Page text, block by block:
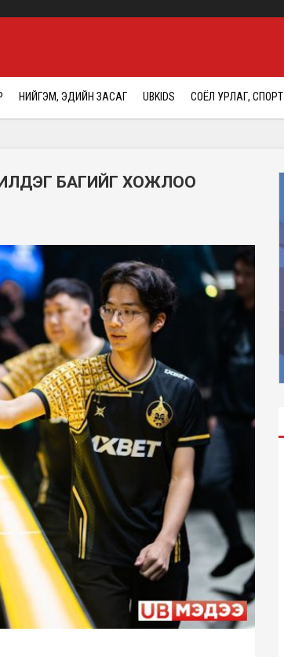
НИЙГЭМ, ЭДИЙН ЗАСАГ UBKIDS СОЁЛ УРЛАГ, СПОРТ
БАГИЙГ ХОЖЛОО